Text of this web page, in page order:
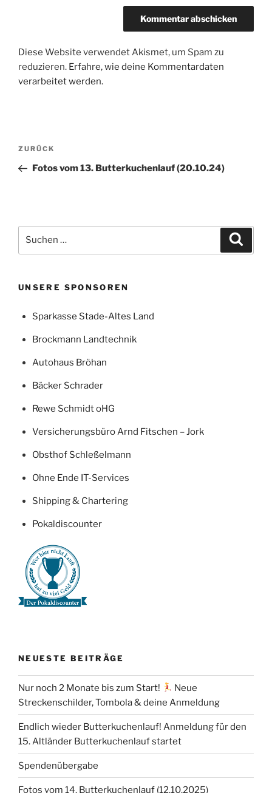
Diese Website verwendet Akismet, um Spam zu
reduzieren. Erfahre, wie deine Kommentardaten
verarbeitet werden.
Beitragsnavigation
Vorheriger
Beitrag
ZURÜCK
Fotos vom 13. Butterkuchenlauf (20.10.24)
nach:
UNSERE SPONSOREN
Sparkasse Stade-Altes Land
Brockmann Landtechnik
Autohaus Bröhan
Bäcker Schrader
Rewe Schmidt oHG
Versicherungsbüro Arnd Fitschen – Jork
Obsthof Schleßelmann
Ohne Ende IT-Services
Shipping & Chartering
Pokaldiscounter
NEUESTE BEITRÄGE
Nur noch 2 Monate bis zum Start!
Neue
Streckenschilder, Tombola & deine Anmeldung
Endlich wieder Butterkuchenlauf! Anmeldung für den
15. Altländer Butterkuchenlauf startet
Spendenübergabe
Fotos vom 14. Butterkuchenlauf (12.10.2025)